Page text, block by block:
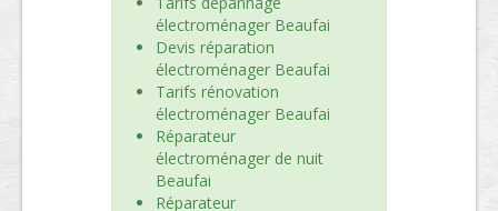
électroménager Beaufai
Devis réparation
électroménager Beaufai
Tarifs rénovation
électroménager Beaufai
Réparateur
électroménager de nuit
Beaufai
Réparateur